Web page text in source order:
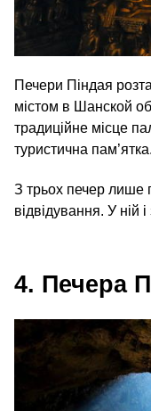
Печери Піндая
містом в Шанской
традиційне місце
туристична пам’ятка.
З трьох печер лише
відвідування. У ній
4. Печера